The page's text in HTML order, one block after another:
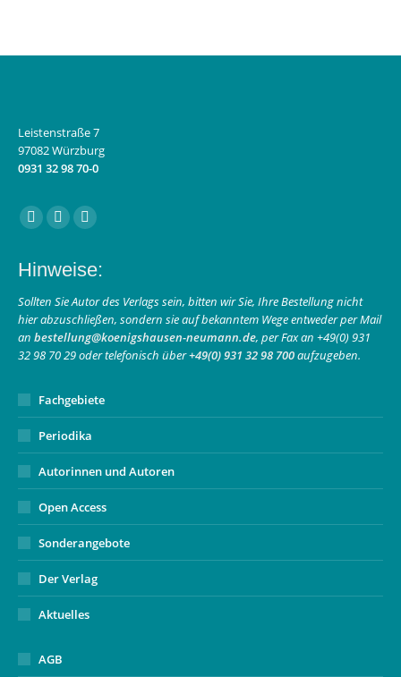
Leistenstraße 7
97082 Würzburg
0931 32 98 70-0
Finden Sie uns auf:
Facebook
opens
in
new
window
Instagram
opens
in
new
window
E-
page
opens
in
new
window
Hinweise:
Sollten Sie Autor des Verlags sein, bitten wir Sie, Ihre Bestellung nicht
hier abzuschließen, sondern sie auf bekanntem Wege entweder per Mail
an bestellung@koenigshausen-neumann.de, per Fax an +49(0) 931
32 98 70 29 oder telefonisch über+49(0) 931 32 98 700aufzugeben.
Fachgebiete
Periodika
Autorinnen und Autoren
Open Access
Sonderangebote
Der Verlag
Aktuelles
AGB